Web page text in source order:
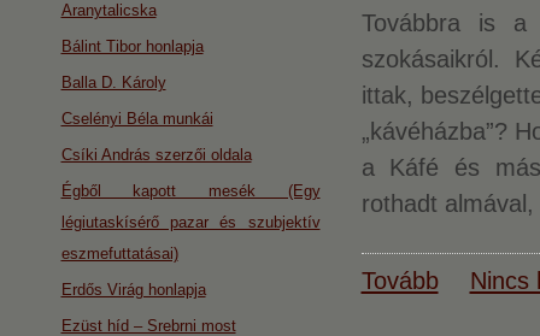
Továbbra is a
szokásaikról.
ittak,
„kávéházba”?
a Káfé és
rothadt
Tovább Nincs
Aranytalicska
Bálint Tibor honlapja
Balla D. Károly
Cselényi Béla munkái
Csíki András szerzői oldala
Égből kapott mesék (Egy
légiutaskísérő pazar és szubjektív
eszmefuttatásai)
Erdős Virág honlapja
Ezüst híd – Srebrni most